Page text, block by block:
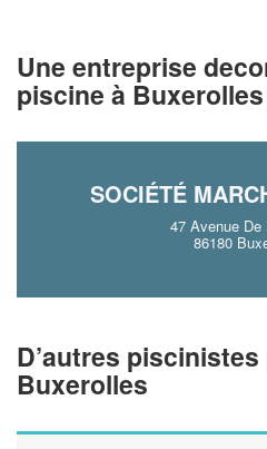
Une entreprise
piscine à
SOCIÉTÉ
47 Avenue De
86180
D’autres
Buxerolles